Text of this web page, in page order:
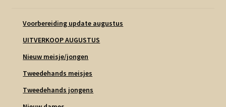
Voorbereiding update augustus
UITVERKOOP AUGUSTUS
Nieuw meisje/jongen
Tweedehands meisjes
Tweedehands jongens